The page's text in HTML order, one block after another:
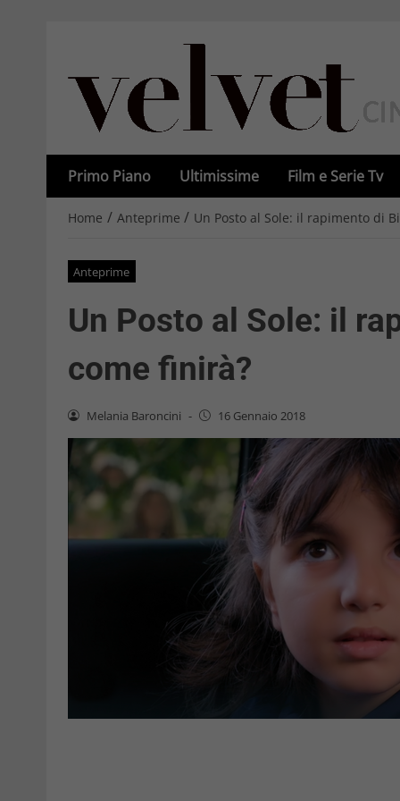
Primo Piano Ultimissime Film e Serie Tv
Home / Anteprime / Un Posto al Sole: il rapimento di
Anteprime
Un Posto al Sole: il
come finirà?
Melania Baroncini - 16 Gennaio 2018